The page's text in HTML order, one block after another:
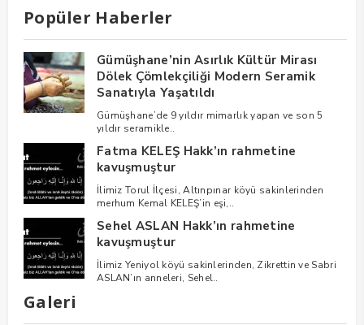
Popüler Haberler
Gümüşhane’nin Asırlık Kültür Mirası
Dölek Çömlekçiliği Modern Seramik
Sanatıyla Yaşatıldı
Gümüşhane’de 9 yıldır mimarlık yapan ve son 5
yıldır seramikle..
Fatma KELEŞ Hakk’ın rahmetine
kavuşmuştur
İlimiz Torul İlçesi, Altınpınar köyü sakinlerinden
merhum Kemal KELEŞ’in eşi,..
Sehel ASLAN Hakk’ın rahmetine
kavuşmuştur
İlimiz Yeniyol köyü sakinlerinden, Zikrettin ve Sabri
ASLAN’ın anneleri, Sehel..
Galeri